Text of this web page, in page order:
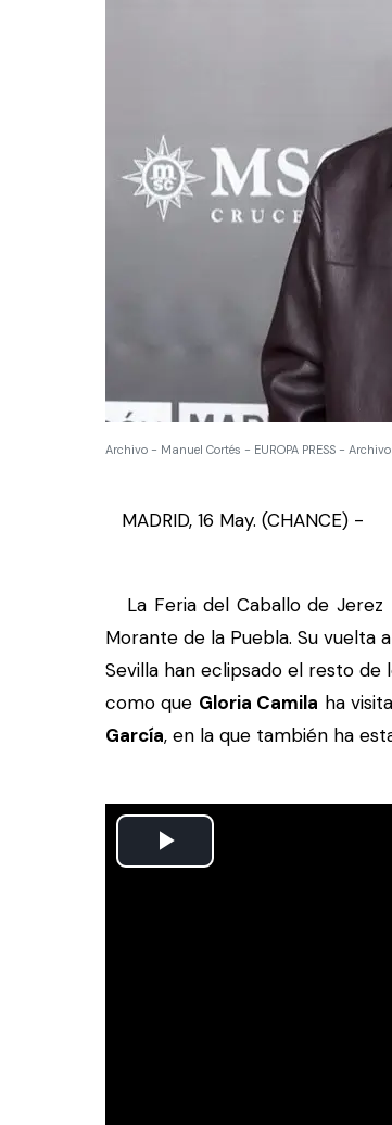
Archivo - Manuel Cortés - EUROPA PRESS - Archivo
MADRID, 16 May. (CHANCE) -
La Feria del Caballo de
Morante de la Puebla. Su vuelta
Sevilla han eclipsado el resto
como que Gloria Camila ha
García, en la que también ha